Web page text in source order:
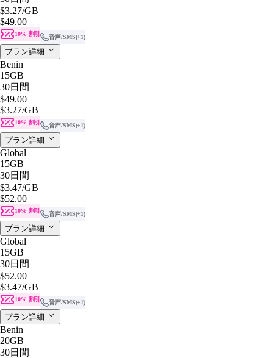
$3.27/GB
$49.00
10% 割引 音声/SMS(+1)
プラン詳細
Benin
15GB
30日間
$49.00
$3.27/GB
10% 割引 音声/SMS(+1)
プラン詳細
Global
15GB
30日間
$3.47/GB
$52.00
10% 割引 音声/SMS(+1)
プラン詳細
Global
15GB
30日間
$52.00
$3.47/GB
10% 割引 音声/SMS(+1)
プラン詳細
Benin
20GB
30日間